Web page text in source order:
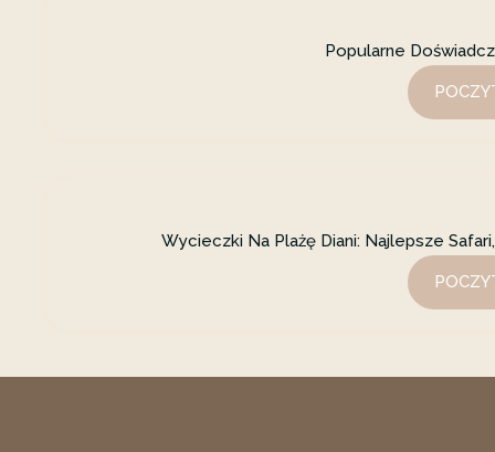
Popularne
Wycieczki Na Plażę Diani: Najlepsze